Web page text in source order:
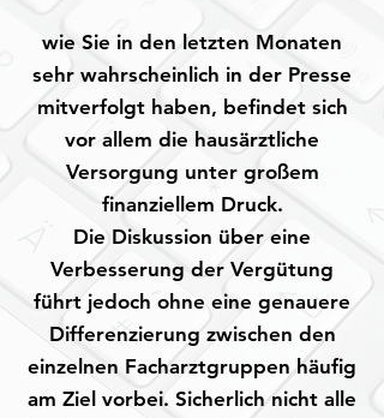
wie Sie in den letzten Monaten
sehr wahrscheinlich in der Presse
mitverfolgt haben, befindet sich
vor allem die hausärztliche
Versorgung unter großem
finanziellem Druck.
Die Diskussion über eine
Verbesserung der Vergütung
führt jedoch ohne eine genauere
Differenzierung zwischen den
einzelnen Facharztgruppen häufig
am Ziel vorbei. Sicherlich nicht alle